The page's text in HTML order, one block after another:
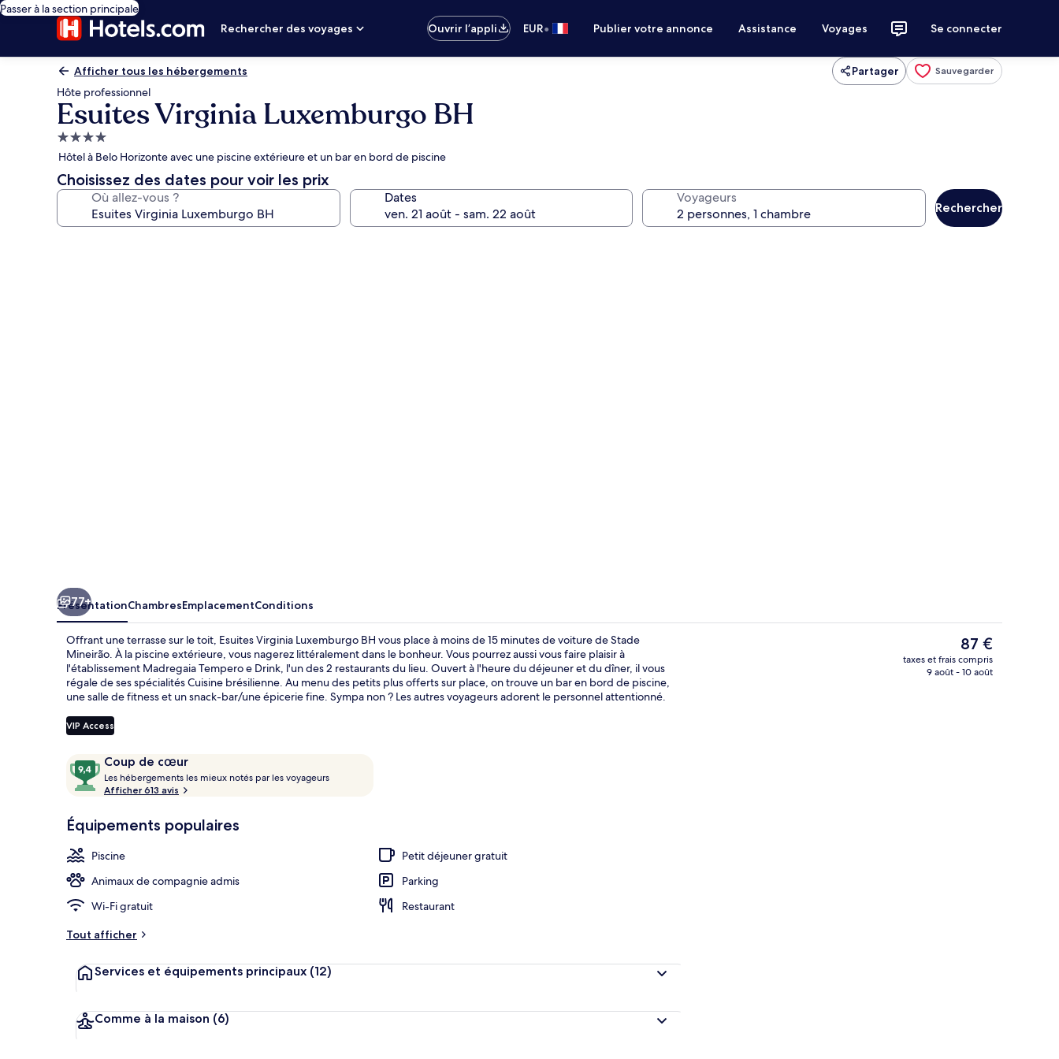
Passer à la section principale
Rechercher des voyages
Ouvrir l’appli EUR• Publier votre annonce Assistance Voyages Se connecter
Afficher tous les hébergements Partager Sauvegarder
Hôte professionnel
Esuites Virginia Luxemburgo BH
Hébergement
4.0 étoiles
Hôtel à Belo Horizonte avec une piscine extérieure et un bar en bord de piscine
Choisissez des dates pour voir les prix
Où allez-vous ? Dates Voyageurs
Rechercher
Piscine extérieure, chaises longues
77+
PrésentationChambresEmplacementConditions
Offrant une terrasse sur le toit, Esuites Virginia Luxemburgo BH vous place à moins de 15 minutes de voiture de Stade
Mineirão. À la piscine extérieure, vous nagerez littéralement dans le bonheur. Vous pourrez aussi vous faire plaisir à
l'établissement Madregaia Tempero e Drink, l'un des 2 restaurants du lieu. Ouvert à l'heure du déjeuner et du dîner, il vous
régale de ses spécialités Cuisine brésilienne. Au menu des petits plus offerts sur place, on trouve un bar en bord de piscine,
une salle de fitness et un snack-bar/une épicerie fine. Sympa non ? Les autres voyageurs adorent le personnel attentionné.
VIP Access
Avis
voyageurs
Coup de cœur
9,4
sur
10,
de
Les hébergements les mieux notés par les voyageurs
n
Afficher 613 avis
Équipements populaires
Piscine
Petit déjeuner gratuit
Animaux de compagnie admis
Parking
Wi-Fi gratuit
Restaurant
Tout afficher
Services et équipements principaux (12)
Comme à la maison (6)
Le
prix
actuel
87 €
taxes et frais compris
9 août - 10 août